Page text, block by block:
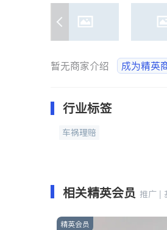
暂无商家介绍 成为精英
行业标签
车祸理赔
相关精英会员 推广 |
精英会员